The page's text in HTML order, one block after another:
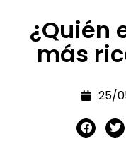
¿Quién
más
25/